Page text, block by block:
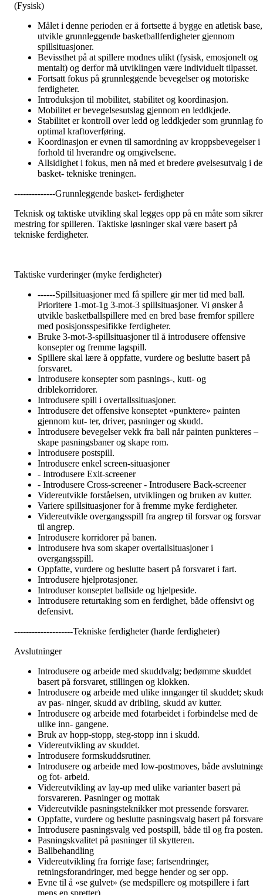
(Fysisk)
Målet i denne perioden er å fortsette å bygge en atletisk base,
utvikle grunnleggende basketballferdigheter gjennom
spillsituasjoner.
Bevissthet på at spillere modnes ulikt (fysisk, emosjonelt og
mentalt) og derfor må utviklingen være individuelt tilpasset.
Fortsatt fokus på grunnleggende bevegelser og motoriske
ferdigheter.
Introduksjon til mobilitet, stabilitet og koordinasjon.
Mobilitet er bevegelsesutslag gjennom en leddkjede.
Stabilitet er kontroll over ledd og leddkjeder som grunnlag
optimal kraftoverføring.
Koordinasjon er evnen til samordning av kroppsbevegelser i
forhold til hverandre og omgivelsene.
Allsidighet i fokus, men nå med et bredere øvelsesutvalg i
basket- tekniske treningen.
--------------Grunnleggende basket- ferdigheter
Teknisk og taktiske utvikling skal legges opp på en måte som sikrer
mestring for spilleren. Taktiske løsninger skal være basert på
tekniske ferdigheter.
Taktiske vurderinger (myke ferdigheter)
------Spillsituasjoner med få spillere gir mer tid med ball.
Prioritere 1-mot-1g 3-mot-3 spillsituasjoner. Vi ønsker å
utvikle basketballspillere med en bred base fremfor spillere
med posisjonsspesifikke ferdigheter.
Bruke 3-mot-3-spillsituasjoner til å introdusere offensive
konsepter og fremme lagspill.
Spillere skal lære å oppfatte, vurdere og beslutte basert på
forsvaret.
Introdusere konsepter som pasnings-, kutt- og
driblekorridorer.
Introdusere spill i overtallssituasjoner.
Introdusere det offensive konseptet «punktere» painten
gjennom kut- ter, driver, pasninger og skudd.
Introdusere bevegelser vekk fra ball når painten punkteres –
skape pasningsbaner og skape rom.
Introdusere postspill.
Introdusere enkel screen-situasjoner
- Introdusere Exit-screener
- Introdusere Cross-screener - Introdusere Back-screener
Videreutvikle forståelsen, utviklingen og bruken av kutter.
Variere spillsituasjoner for å fremme myke ferdigheter.
Videreutvikle overgangsspill fra angrep til forsvar og forsvar
til angrep.
Introdusere korridorer på banen.
Introdusere hva som skaper overtallsituasjoner i
overgangsspill.
Oppfatte, vurdere og beslutte basert på forsvaret i fart.
Introdusere hjelprotasjoner.
Introduser konseptet ballside og hjelpeside.
Introdusere returtaking som en ferdighet, både offensivt og
defensivt.
--------------------Tekniske ferdigheter (harde ferdigheter)
Avslutninger
Introdusere og arbeide med skuddvalg; bedømme skuddet
basert på forsvaret, stillingen og klokken.
Introdusere og arbeide med ulike innganger til skuddet;
av pas- ninger, skudd av dribling, skudd av kutter.
Introdusere og arbeide med fotarbeidet i forbindelse med de
ulike inn- gangene.
Bruk av hopp-stopp, steg-stopp inn i skudd.
Videreutvikling av skuddet.
Introdusere formskuddsrutiner.
Introdusere og arbeide med low-postmoves, både
og fot- arbeid.
Videreutvikling av lay-up med ulike varianter basert på
forsvareren. Pasninger og mottak
Videreutvikle pasningsteknikker mot pressende forsvarer.
Oppfatte, vurdere og beslutte pasningsvalg basert på
Introdusere pasningsvalg ved postspill, både til og fra posten.
Pasningskvalitet på pasninger til skytteren.
Ballbehandling
Videreutvikling fra forrige fase; fartsendringer,
retningsforandringer, med begge hender og ser opp.
Evne til å «se gulvet» (se medspillere og motspillere i fart
mens en spretter).